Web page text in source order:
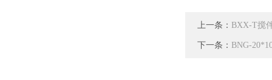
上一条： BXX-T搅
下一条： BNG-